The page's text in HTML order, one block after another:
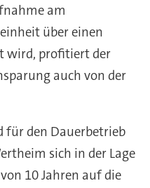
am
über einen
wird, profitiert der
auch von der
für den Dauerbetrieb
sich in der Lage
10 Jahren auf die